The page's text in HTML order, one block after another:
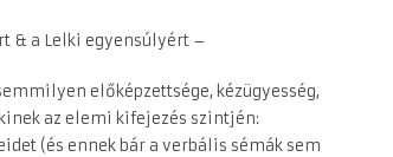
& a Lelki egyensúlyért –
előképzettsége, kézügyesség,
az elemi kifejezés szintjén:
(és ennek bár a verbális sémák sem